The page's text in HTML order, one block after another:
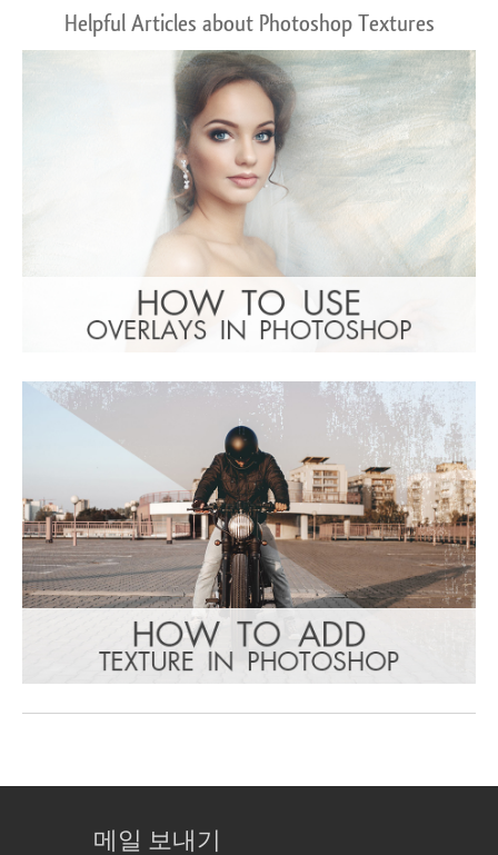
Helpful Articles about Photoshop Textures
메일 보내기